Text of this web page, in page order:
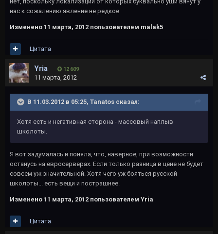
нас к сожалению явление не редкое
Изменено 11 марта, 2012 пользователем malak5
Цитата
Yria 12 609
11 марта, 2012
В 11.03.2012 в 05:25, Tanatos сказал:
Хотя есть и негативная сторона - массовый наплыв
школоты.
Я вот задумалась и поняла, что, наверное, при возможности
останусь на евросерверах. Если только разница в цене не будет
совсем уж значительной. Хотя чего уж бояться русской
школоты... есть вещи и пострашнее.
Изменено 11 марта, 2012 пользователем Yria
Цитата